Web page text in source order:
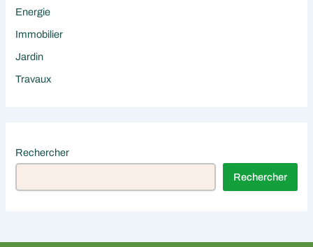
Energie
Immobilier
Jardin
Travaux
Rechercher
Rechercher